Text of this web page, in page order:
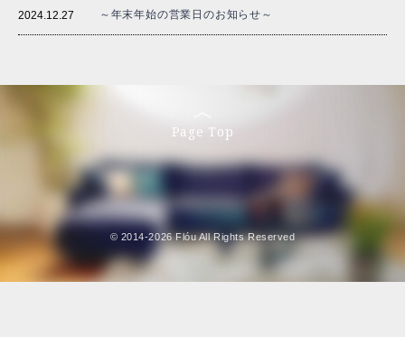
2024.12.27 ～年末年始の営業日のお知らせ～
Page Top
© 2014-2026 Flóu All Rights Reserved